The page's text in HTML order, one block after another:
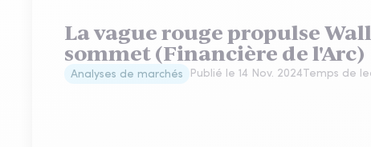
La vague rouge propulse
sommet (Financière de l'Arc)
Analyses de marchés Publié le 14 Nov. 2024Temps de